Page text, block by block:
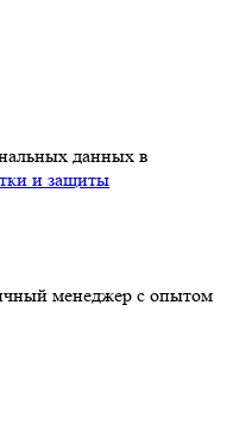
данных в
и защиты
менеджер с опытом